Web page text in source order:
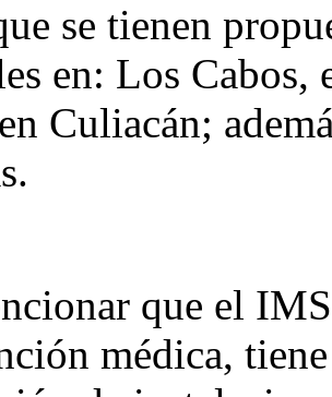
se tienen
en: Los
Culiacán;
que el
médica,